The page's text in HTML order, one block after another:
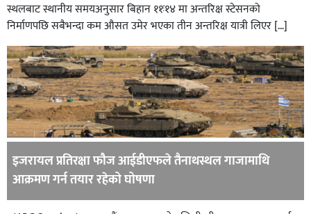
स्थलबाट स्थानीय समयअनुसार बिहान ११ः१४ मा अन्तरिक्ष स्टेसनको
निर्माणपछि सबैभन्दा कम औसत उमेर भएका तीन अन्तरिक्ष यात्री लिएर […]
इजरायल प्रतिरक्षा फौज आईडीएफले तैनाथस्थल गाजामाथि
आक्रमण गर्न तयार रहेको घोषणा